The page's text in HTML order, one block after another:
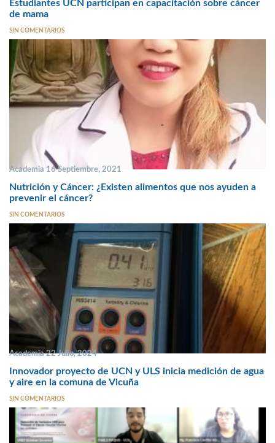
Estudiantes UCN participan en capacitación sobre cáncer
de mama
SIN COMENTARIOS
Academia 16 Septiembre, 2021
Nutrición y Cáncer: ¿Existen alimentos que nos ayuden a
prevenir el cáncer?
SIN COMENTARIOS
Academia 22 Julio, 2024
Innovador proyecto de UCN y ULS inicia medición de agua
y aire en la comuna de Vicuña
SIN COMENTARIOS